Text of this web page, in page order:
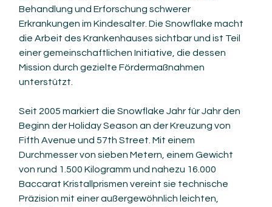
Behandlung und Erforschung schwerer
Erkrankungen im Kindesalter. Die Snowflake macht
die Arbeit des Krankenhauses sichtbar und ist Teil
einer gemeinschaftlichen Initiative, die dessen
Mission durch gezielte Fördermaßnahmen
unterstützt.
Seit 2005 markiert die Snowflake Jahr für Jahr den
Beginn der Holiday Season an der Kreuzung von
Fifth Avenue und 57th Street. Mit einem
Durchmesser von sieben Metern, einem Gewicht
von rund 1.500 Kilogramm und nahezu 16.000
Baccarat Kristallprismen vereint sie technische
Präzision mit einer außergewöhnlich leichten,